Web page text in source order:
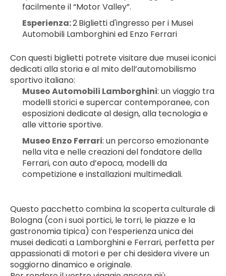
facilmente il “Motor Valley”.
Esperienza: 2Biglietti d'ingresso per i Musei
Automobili Lamborghini ed Enzo Ferrari
Con questi biglietti potrete visitare due musei iconici
dedicati alla storia e al mito dell’automobilismo
sportivo italiano:
Museo Automobili Lamborghini: un viaggio tra
modelli storici e supercar contemporanee, con
esposizioni dedicate al design, alla tecnologia e
alle vittorie sportive.
Museo Enzo Ferrari: un percorso emozionante
nella vita e nelle creazioni del fondatore della
Ferrari, con auto d’epoca, modelli da
competizione e installazioni multimediali.
Questo pacchetto combina la scoperta culturale di
Bologna (con i suoi portici, le torri, le piazze e la
gastronomia tipica) con l’esperienza unica dei
musei dedicati a Lamborghini e Ferrari, perfetta per
appassionati di motori e per chi desidera vivere un
soggiorno dinamico e originale.